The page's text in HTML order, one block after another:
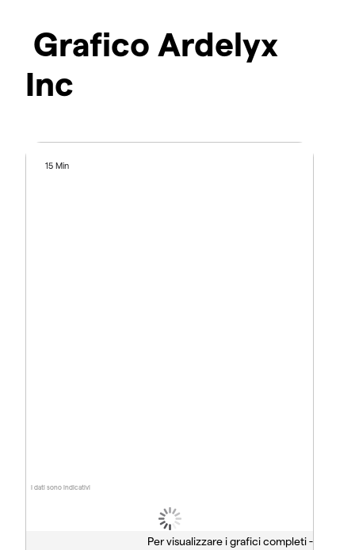
Grafico Ardelyx
Inc
I dati sono indicativi
15 Min
Per visualizzare i grafici completi -